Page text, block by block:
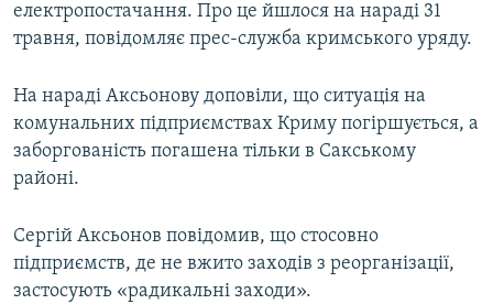
електропостачання. Про це йшлося на нараді 31
травня, повідомляє прес-служба кримського уряду.
На нараді Аксьонову доповіли, що ситуація на
комунальних підприємствах Криму погіршується, а
заборгованість погашена тільки в Сакському
районі.
Сергій Аксьонов повідомив, що стосовно
підприємств, де не вжито заходів з реорганізації,
застосують «радикальні заходи».